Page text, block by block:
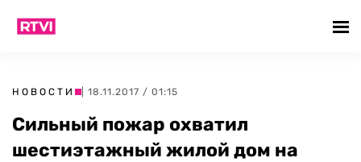
НОВОСТИ | 18.11.2017 / 01:15
Сильный пожар охватил
шестиэтажный жилой дом на